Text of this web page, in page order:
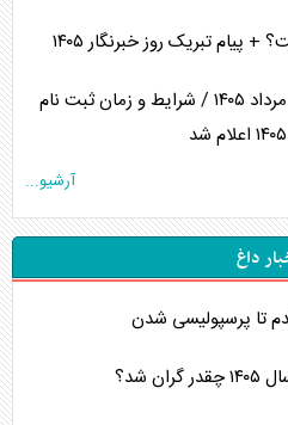
جدیدترین پیش فروش سایپا مرداد ۱۴۰۵ / شرایط و زمان ثبت نام
آرشیو...
داغ
تا پرسپولیسی شدن
شد؟